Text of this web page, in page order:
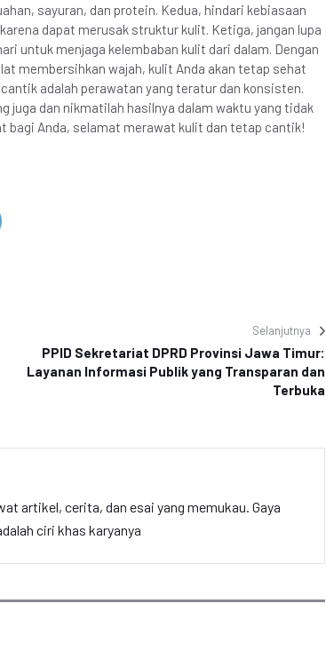
sayuran, dan protein. Kedua, hindari kebiasaan
dapat merusak struktur kulit. Ketiga, jangan lupa
untuk menjaga kelembaban kulit dari dalam. Dengan
membersihkan wajah, kulit Anda akan tetap sehat
adalah perawatan yang teratur dan konsisten.
juga dan nikmatilah hasilnya dalam waktu yang tidak
bagi Anda, selamat merawat kulit dan tetap cantik!
Selanjutnya
PPID Sekretariat DPRD Provinsi Jawa Timur:
Layanan Informasi Publik yang Transparan dan
Terbuka
artikel, cerita, dan esai yang memukau. Gaya
ciri khas karyanya